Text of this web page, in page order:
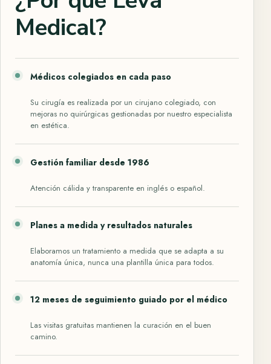
Medical?
Médicos colegiados en cada paso
Su cirugía es realizada por un cirujano colegiado, con
mejoras no quirúrgicas gestionadas por nuestro especialista
en estética.
Gestión familiar desde 1986
Atención cálida y transparente en inglés o español.
Planes a medida y resultados naturales
Elaboramos un tratamiento a medida que se adapta a su
anatomía única, nunca una plantilla única para todos.
12 meses de seguimiento guiado por el médico
Las visitas gratuitas mantienen la curación en el buen
camino.